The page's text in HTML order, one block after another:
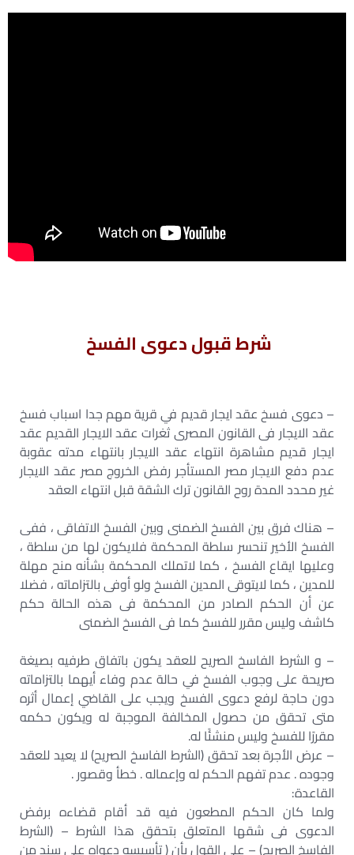
شرط قبول دعوى الفسخ
– دعوى فسخ عقد ايجار قديم في قرية مهم جدا اسباب فسخ
عقد الايجار فى القانون المصرى ثغرات عقد الايجار القديم عقد
ايجار قديم مشاهرة انتهاء عقد الايجار بانتهاء مدته عقوبة
عدم دفع الايجار مصر المستأجر رفض الخروج مصر عقد الايجار
غير محدد المدة روح القانون ترك الشقة قبل انتهاء العقد
– هناك فرق بين الفسخ الضمنى وبين الفسخ الاتفاقى ، ففى
الفسخ الأخير تنحسر سلطة المحكمة فلايكون لها من سلطة ،
وعليها ايقاع الفسخ ، كما لاتملك المحكمة بشأنه منح مهلة
للمدين ، كما لايتوقى المدين الفسخ ولو أوفى بالتزاماته ، فضلا
عن أن الحكم الصادر من المحكمة فى هذه الحالة حكم
كاشف وليس مقرر للفسخ كما فى الفسخ الضمنى
– و الشرط الفاسخ الصريح للعقد يكون باتفاق طرفيه بصيغة
صريحة على وجوب الفسخ في حالة عدم وفاء أيهما بالتزاماته
دون حاجة لرفع دعوى الفسخ ويجب على القاضي إعمال أثره
متى تحقق من حصول المخالفة الموجبة له ويكون حكمه
مقررًا للفسخ وليس منشئًا له.
– عرض الأجرة بعد تحقق (الشرط الفاسخ الصريح) لا يعيد للعقد
وجوده . عدم تفهم الحكم له وإعماله . خطأ وقصور .
القاعدة:
ولما كان الحكم المطعون فيه قد أقام قضاءه برفض
الدعوى فى شقها المتعلق بتحقق هذا الشرط – (الشرط
الفاسخ الصريح) – على القول بأن ( تأسيسه دعواه على سند من